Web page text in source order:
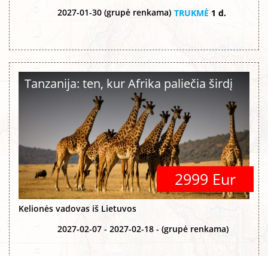
2027-01-30 (grupė renkama) TRUKMĖ 1 d.
Tanzanija: ten, kur Afrika paliečia širdį
2999 Eur
Kelionės vadovas iš Lietuvos
2027-02-07 - 2027-02-18 - (grupė renkama)